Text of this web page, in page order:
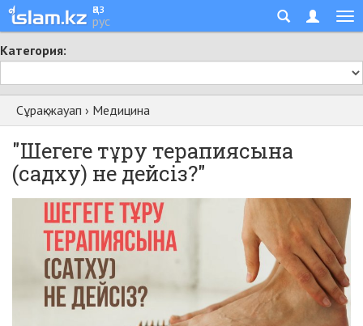
қаз
рус
Категория:
Сұрақ-жауап › Медицина
"Шегеге тұру терапиясына
(садху) не дейсіз?"